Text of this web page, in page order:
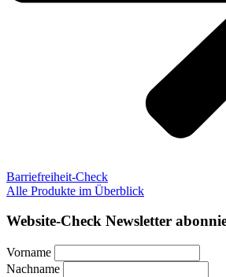
Barriefreiheit-Check
Alle Produkte im Überblick
Website-Check Newsletter
Vorname
Nachname